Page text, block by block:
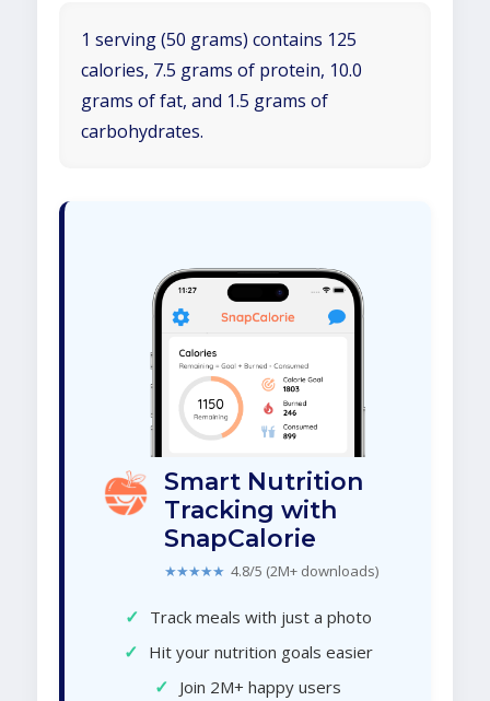
1 serving (50 grams) contains 125
calories, 7.5 grams of protein, 10.0
grams of fat, and 1.5 grams of
carbohydrates.
Smart Nutrition
Tracking with
SnapCalorie
★★★★★ 4.8/5 (2M+ downloads)
✓ Track meals with just a photo
✓ Hit your nutrition goals easier
✓ Join 2M+ happy users